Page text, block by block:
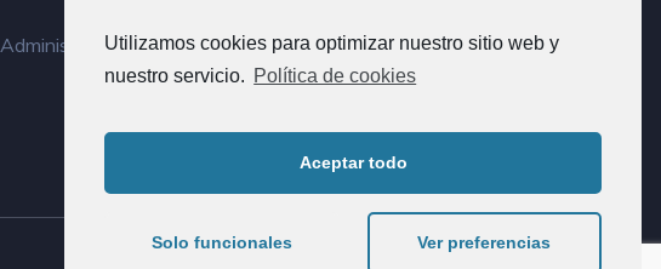
Administración de fincas na Coruña. Asesoramento e xestión
de comunidades e alugueres.
Utilizamos cookies para optimizar nuestro sitio web y
nuestro servicio. Política de cookies
Aceptar todo
Solo funcionales Ver preferencias